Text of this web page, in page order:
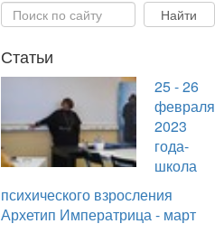
Статьи
25 - 26
февраля
2023
года-
школа
психического взросления
Архетип Императрица - март